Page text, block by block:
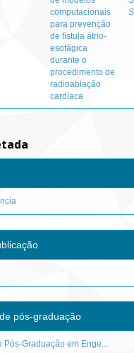
computacionais
para prevenção
de fístula átrio-
esofágica
durante o
procedimento de
radioablação
cardíaca
pós-graduação
Pós-Graduação em Enge...